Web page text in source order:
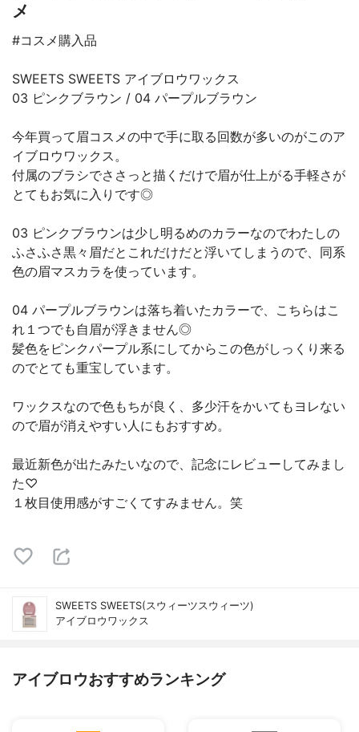
メ
#コスメ購入品
SWEETS SWEETS アイブロウワックス
03 ピンクブラウン / 04 パープルブラウン
今年買って眉コスメの中で手に取る回数が多いのがこのア
イブロウワックス。
付属のブラシでささっと描くだけで眉が仕上がる手軽さが
とてもお気に入りです◎
03 ピンクブラウンは少し明るめのカラーなのでわたしの
ふさふさ黒々眉だとこれだけだと浮いてしまうので、同系
色の眉マスカラを使っています。
04 パープルブラウンは落ち着いたカラーで、こちらはこ
れ１つでも自眉が浮きません◎
髪色をピンクパープル系にしてからこの色がしっくり来る
のでとても重宝しています。
ワックスなので色もちが良く、多少汗をかいてもヨレない
ので眉が消えやすい人にもおすすめ。
最近新色が出たみたいなので、記念にレビューしてみまし
た♡
１枚目使用感がすごくてすみません。笑
SWEETS SWEETS(スウィーツスウィーツ)
アイブロウワックス
アイブロウおすすめランキング